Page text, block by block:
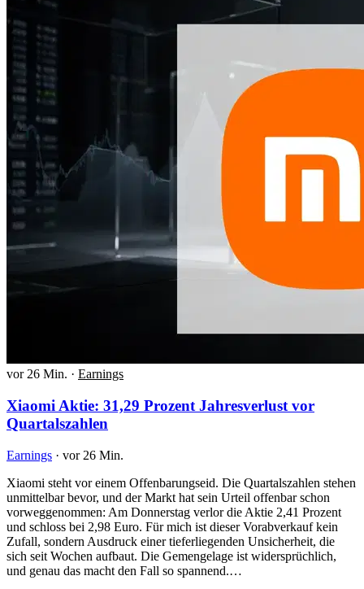
vor 26 Min. · Earnings
Xiaomi Aktie: 31,29 Prozent Jahresverlust vor
Quartalszahlen
Earnings · vor 26 Min.
Xiaomi steht vor einem Offenbarungseid. Die Quartalszahlen stehen
unmittelbar bevor, und der Markt hat sein Urteil offenbar schon
vorweggenommen: Am Donnerstag verlor die Aktie 2,41 Prozent
und schloss bei 2,98 Euro. Für mich ist dieser Vorabverkauf kein
Zufall, sondern Ausdruck einer tieferliegenden Unsicherheit, die
sich seit Wochen aufbaut. Die Gemengelage ist widersprüchlich,
und genau das macht den Fall so spannend.…